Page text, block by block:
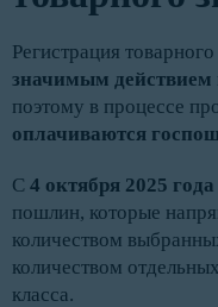
Регистрация товарного
значимым действием
поэтому в процессе
оплачиваются
С 4 октября 2025 года
пошлин, которые
количеством
количеством
класса.